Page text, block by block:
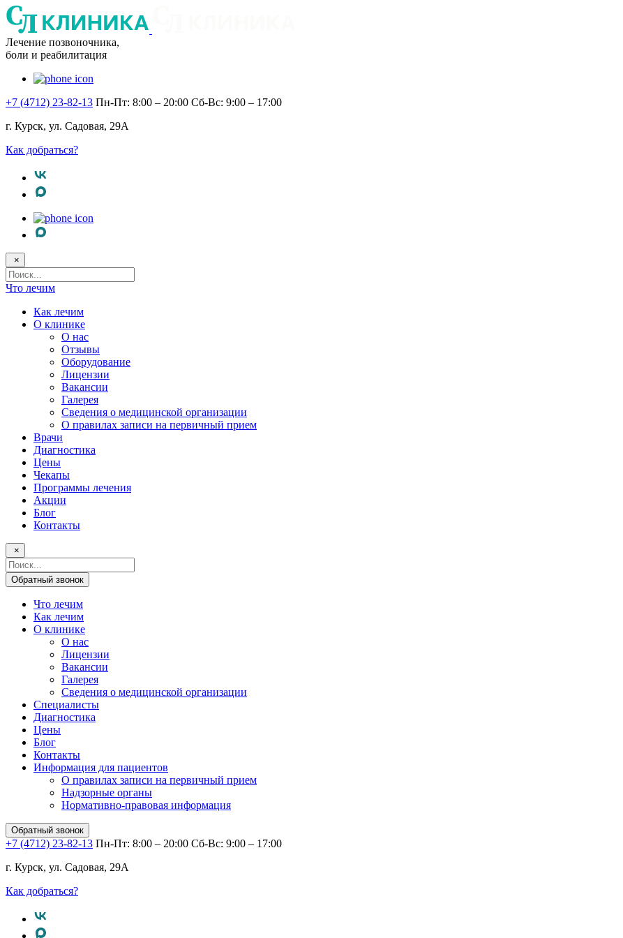
Лечение позвоночника,
боли и реабилитация
+7 (4712) 23-82-13 Пн-Пт: 8:00 – 20:00 Сб-Вс: 9:00 – 17:00
г. Курск, ул. Садовая, 29А
Как добраться?
×
Поисковый
запрос
Что лечим
Как лечим
О клинике
О нас
Отзывы
Оборудование
Лицензии
Вакансии
Галерея
Сведения о медицинской организации
О правилах записи на первичный прием
Врачи
Диагностика
Цены
Чекапы
Программы лечения
Акции
Блог
Контакты
×
Поисковый
запрос
Обратный звонок
Что лечим
Как лечим
О клинике
О нас
Лицензии
Вакансии
Галерея
Сведения о медицинской организации
Специалисты
Диагностика
Цены
Блог
Контакты
Информация для пациентов
О правилах записи на первичный прием
Надзорные органы
Нормативно-правовая информация
Обратный звонок
+7 (4712) 23-82-13 Пн-Пт: 8:00 – 20:00 Сб-Вс: 9:00 – 17:00
г. Курск, ул. Садовая, 29А
Как добраться?